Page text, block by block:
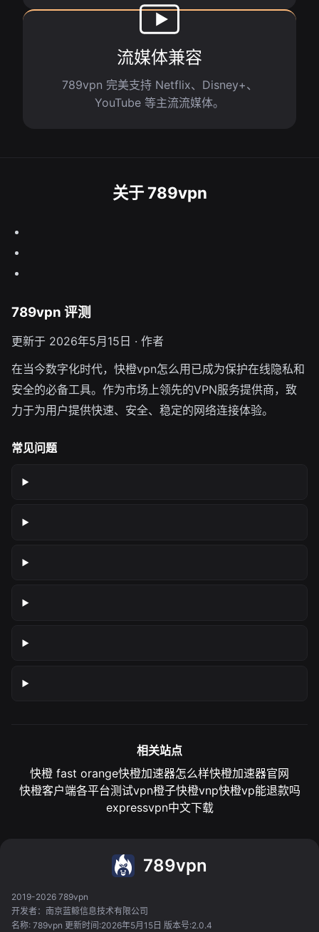
流媒体兼容
789vpn 完美支持 Netflix、Disney+、
YouTube 等主流流媒体。
关于 789vpn
789vpn 评测
更新于 2026年5月15日 · 作者
在当今数字化时代，快橙vpn怎么用已成为保护在线隐私和
安全的必备工具。作为市场上领先的VPN服务提供商，致
力于为用户提供快速、安全、稳定的网络连接体验。
常见问题
相关站点
快橙 fast orange快橙加速器怎么样快橙加速器官网
快橙客户端各平台测试vpn橙子快橙vnp快橙vp能退款吗
expressvpn中文下载
789vpn
2019-2026 789vpn
开发者：南京蓝鲸信息技术有限公司
名称: 789vpn 更新时间:2026年5月15日 版本号:2.0.4